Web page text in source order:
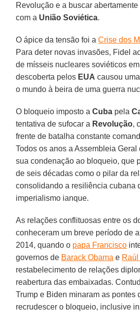
Revolução e a buscar
com a União Soviética.
O ápice da tensão foi aCrise dos
Para deter novas invasões, Fidel
de mísseis nucleares soviéticos
descoberta pelos EUA causou
o mundo à beira de uma guerra
O bloqueio imposto aCuba pela
tentativa de sufocar a Revolução,
frente de batalha constante
Todos os anos a Assembleia Geral
sua condenação ao bloqueio, que
de seis décadas como o pilar da
consolidando a resiliência cubana
imperialismo ianque.
As relações conflituosas entre os
conheceram um breve período de
2014, quando o papa Francisco
governos de Barack Obama e
restabelecimento de relações
reabertura das embaixadas.
Trump e Biden minaram as pontes
recrudescer o bloqueio, inclusive